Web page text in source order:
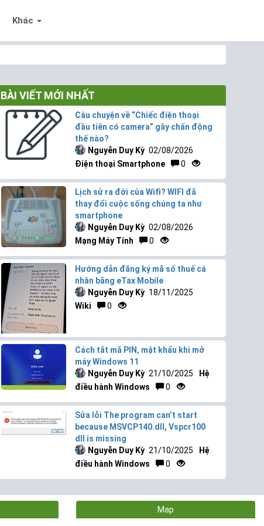
Khác
BÀI VIẾT MỚI NHẤT
Câu chuyện về “Chiếc điện thoại
đầu tiên có camera” gây chấn động
thế nào?
Nguyễn Duy Kỳ 02/08/2026
Điện thoại Smartphone
0
Lịch sử ra đời của Wifi? WIFI đã
thay đổi cuộc sống chúng ta như
smartphone
Nguyễn Duy Kỳ 02/08/2026
Mạng Máy Tính
0
Hướng dẫn đăng ký mã số thuế cá
nhân bằng eTax Mobile
Nguyễn Duy Kỳ 18/11/2025
Wiki
0
Cách tắt mã PIN, mật khẩu khi mở
máy Windows 11
Nguyễn Duy Kỳ 21/10/2025
Hệ
điều hành Windows
0
Sửa lỗi The program can’t start
because MSVCP140.dll, Vspcr100
dll is missing
Nguyễn Duy Kỳ 21/10/2025
Hệ
điều hành Windows
0
Map